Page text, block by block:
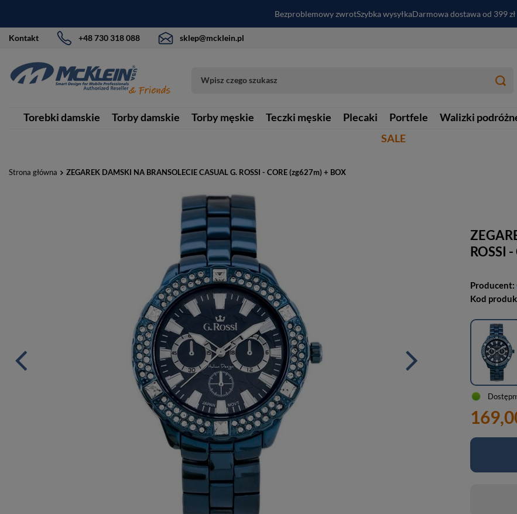
Bezproblemowy zwrotSzybka wysyłkaDarmowa dostawa od 399 zł
Kontakt +48 730 318 088 sklep@mcklein.pl
Torebki damskie Torby damskie Torby męskie Teczki męskie Plecaki Portfele Walizki
SALE
Strona główna ZEGAREK DAMSKI NA BRANSOLECIE CASUAL G. ROSSI - CORE (zg627m) + BOX
ROSSI
Producent:
Kod